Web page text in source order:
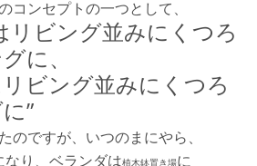
コンセプトの一つとして、
リビング並みにくつろ
に、
ビング並みにくつろ
”
のですが、いつのまにやら、
なり、ベランダは植木鉢置き場に